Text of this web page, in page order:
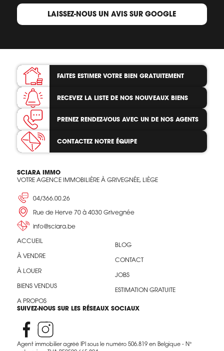
LAISSEZ-NOUS UN AVIS SUR GOOGLE
FAITES ESTIMER VOTRE BIEN GRATUITEMENT
RECEVEZ LA LISTE DE NOS NOUVEAUX BIENS
PRENEZ RENDEZ-VOUS AVEC UN DE NOS AGENTS
CONTACTEZ NOTRE ÉQUIPE
SCIARA IMMO
VOTRE AGENCE IMMOBILIÈRE À GRIVEGNÉE, LIÈGE
04/366.00.26
Rue de Herve 70 à 4030 Grivegnée
info@sciara.be
ACCUEIL
À VENDRE
À LOUER
BIENS VENDUS
A PROPOS
BLOG
CONTACT
JOBS
ESTIMATION GRATUITE
SUIVEZ-NOUS SUR LES RÉSEAUX SOCIAUX
Agent immobilier agréé IPI sous le numéro 506.819 en Belgique - N°